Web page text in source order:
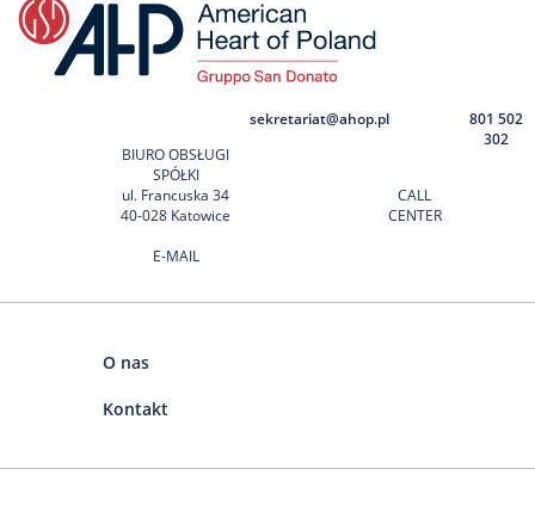
BIURO OBSŁUGI
SPÓŁKI
ul. Francuska 34
40-028 Katowice
E-MAIL
sekretariat@ahop.pl
CALL
CENTER
801 502
302
O nas
Kontakt